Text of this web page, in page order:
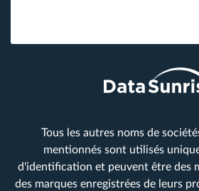
Tous les autres noms de
mentionnés sont utilisés
d'identification et peuvent être des
des marques enregistrées de leurs